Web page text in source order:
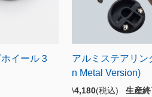
イール３
アルミステアリン
n Metal Version)
\4,180(税込) 生産終